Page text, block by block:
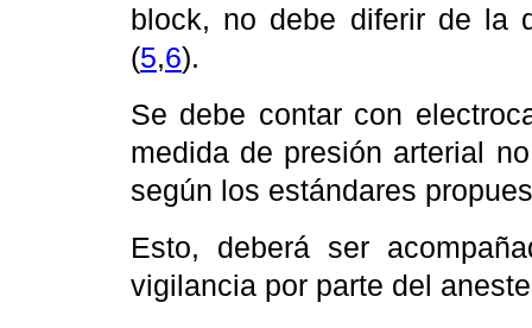
block, no debe diferir de la
(5,6).
Se debe contar con
medida de presión arterial
según los estándares
Esto, deberá ser
vigilancia por parte del